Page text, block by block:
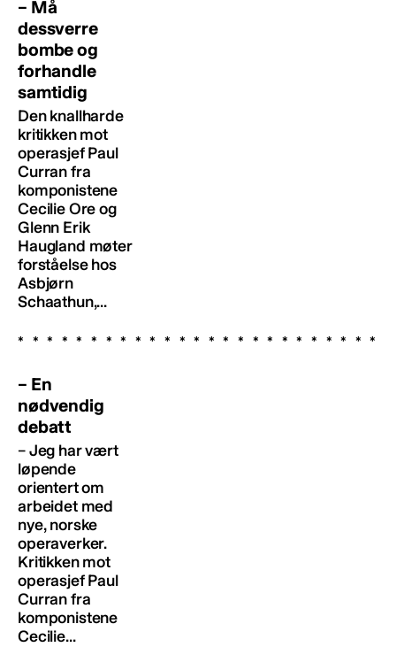
– Må
dessverre
bombe og
forhandle
samtidig
Den knallharde
kritikken mot
operasjef Paul
Curran fra
komponistene
Cecilie Ore og
Glenn Erik
Haugland møter
forståelse hos
Asbjørn
Schaathun,...
– En
nødvendig
debatt
– Jeg har vært
løpende
orientert om
arbeidet med
nye, norske
operaverker.
Kritikken mot
operasjef Paul
Curran fra
komponistene
Cecilie...